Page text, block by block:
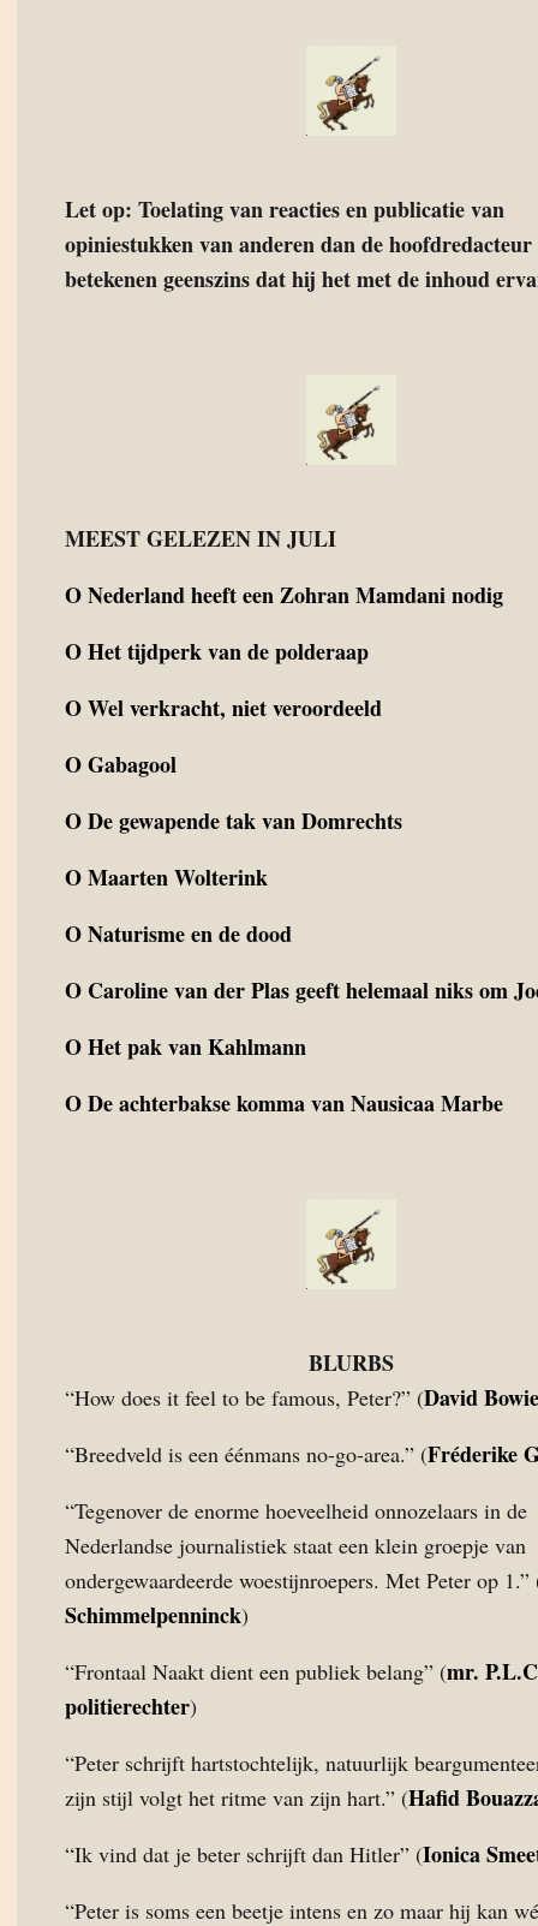
Let op: Toelating van reacties en publicatie van
opiniestukken van anderen dan de hoofdredacteur
betekenen geenszins dat hij het met de inhoud
MEEST GELEZEN IN JULI
ONederland heeft een Zohran Mamdani nodig
OHet tijdperk van de polderaap
OWel verkracht, niet veroordeeld
OGabagool
ODe gewapende tak van Domrechts
OMaarten Wolterink
ONaturisme en de dood
O Caroline van der Plas geeft helemaal niks om
OHet pak van Kahlmann
ODe achterbakse komma van Nausicaa Marbe
BLURBS
“How does it feel to be famous, Peter?” (David Bowie
“Breedveld is een éénmans no-go-area.” (Fréderike
“Tegenover de enorme hoeveelheid onnozelaars in de
Nederlandse journalistiek staat een klein groepje van
ondergewaardeerde woestijnroepers. Met Peter op 1.”
Schimmelpenninck)
“Frontaal Naakt dient een publiek belang” (mr.
politierechter)
“Peter schrijft hartstochtelijk, natuurlijk
zijn stijl volgt het ritme van zijn hart.” (Hafid
“Ik vind dat je beter schrijft dan Hitler” (Ionica
“Peter is soms een beetje intens en zo maar hij kan